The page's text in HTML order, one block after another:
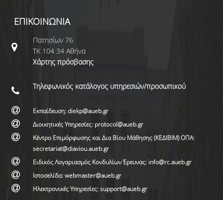
ΕΠΙΚΟΙΝΩΝΙΑ
Πατησίων 76
ΤΚ 104 34 Αθήνα
Χάρτης πρόσβασης
Τηλεφωνικός κατάλογος υπηρεσιών/προσωπικού
Εκπαίδευση: diekp@aueb.gr
Διοικητικές Υπηρεσίες: protocol@aueb.gr
Κέντρο Επιμόρφωσης και Δια Βίου Μάθησης (ΚΕΔΙΒΙΜ) ΟΠΑ:
secretariat@diaviou.aueb.gr
Ειδικός Λογαριασμός Κονδυλίων Έρευνας: info@rc.aueb.gr
Ιστοσελίδα: webmaster@aueb.gr
Ηλεκτρονικές Υπηρεσίες: support@aueb.gr